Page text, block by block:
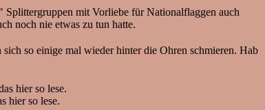
mit Vorliebe für Nationalflaggen auch
noch nie etwas zu tun hatte.
so einige mal wieder hinter die Ohren schmieren. Hab
hier so lese.
hier so lese.